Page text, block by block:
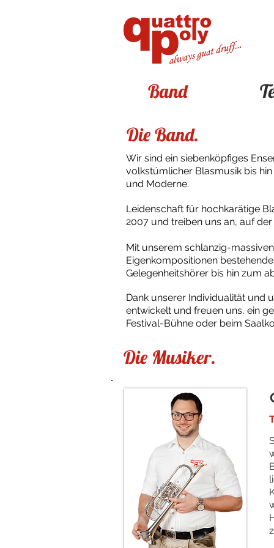
Band
Die Band.
Wir sind ein siebenköpfiges
volkstümlicher Blasmusik bis
und Moderne.
Leidenschaft für hochkarätige
2007 und treiben uns an, auf
Mit unserem schlanzig-
Eigenkompositionen
Gelegenheitshörer bis hin zum
Dank unserer Individualität und
entwickelt und freuen uns, ein
Festival-Bühne oder beim
Die Musiker.